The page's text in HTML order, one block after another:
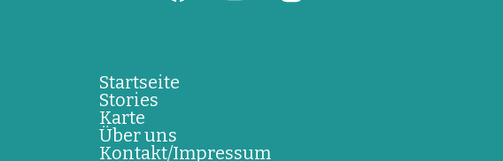
Startseite
Stories
Karte
Über uns
Kontakt/Impressum